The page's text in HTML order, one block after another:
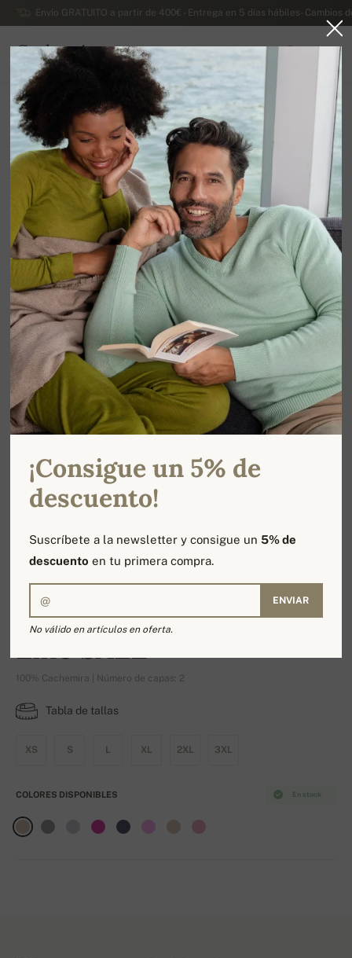
Envío GRATUITO a partir de 400€ - Entrega en 5 días hábiles- Cambios
Cachemira
ESPAÑA
Ir a la página principal Rebajas
-17%
Line SALE
100% Cachemira | Número de capas: 2
Tabla de tallas
XS S L XL 2XL 3XL
En stock
COLORES DISPONIBLES
¡Consigue un 5% de
descuento!
Suscríbete a la newsletter y consigue un5% de
descuento en tu primera compra.
ENVIAR
No válido en artículos en oferta.